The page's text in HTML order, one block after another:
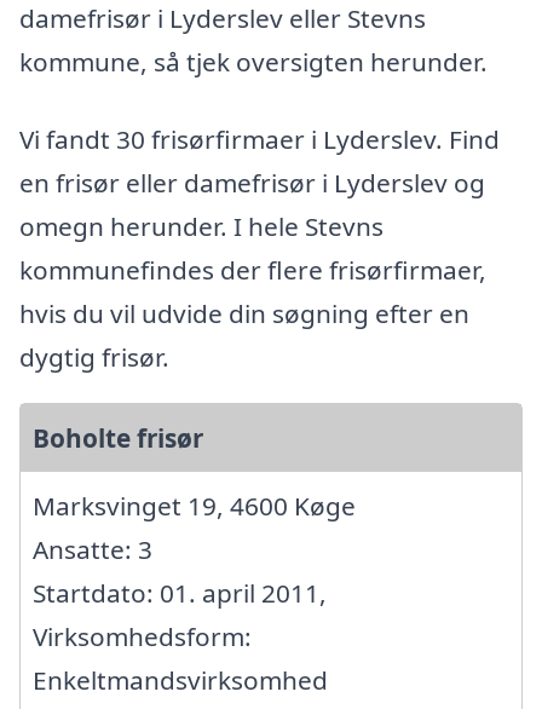
damefrisør i Lyderslev eller Stevns
kommune, så tjek oversigten herunder.
Vi fandt 30 frisørfirmaer i Lyderslev. Find
en frisør eller damefrisør i Lyderslev og
omegn herunder. I hele Stevns
kommunefindes der flere frisørfirmaer,
hvis du vil udvide din søgning efter en
dygtig frisør.
Boholte frisør
Marksvinget 19, 4600 Køge
Ansatte: 3
Startdato: 01. april 2011,
Virksomhedsform:
Enkeltmandsvirksomhed